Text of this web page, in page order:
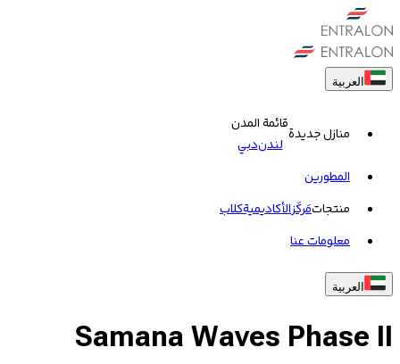
العربية
منازل جديدة
قائمة المدن
لندندبي
المطورين
منتجاتمَركَزالأكاديميةکلاب
معلومات عنا
العربية
Samana Waves Phase II